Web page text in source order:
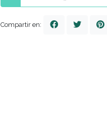
Compartir en: